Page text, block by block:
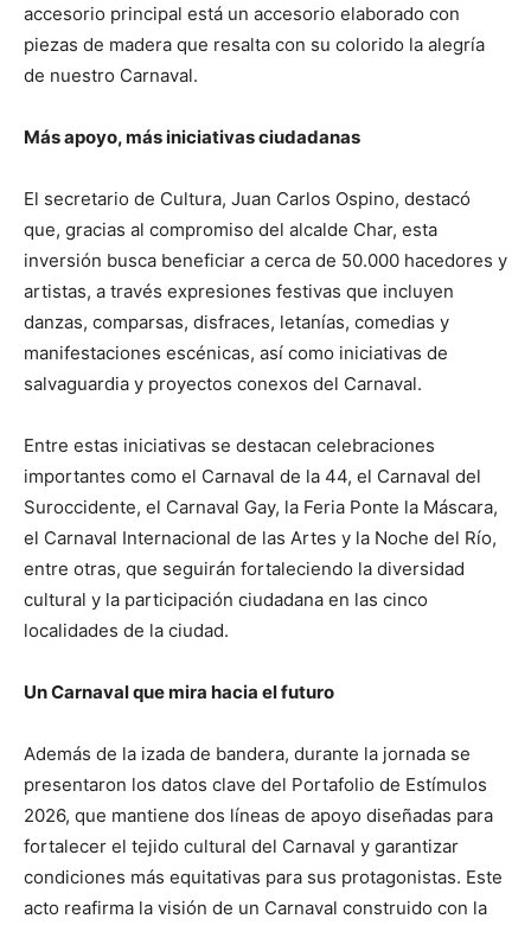
accesorio principal está un accesorio elaborado con
piezas de madera que resalta con su colorido la alegría
de nuestro Carnaval.
Más apoyo, más iniciativas ciudadanas
El secretario de Cultura, Juan Carlos Ospino, destacó
que, gracias al compromiso del alcalde Char, esta
inversión busca beneficiar a cerca de 50.000 hacedores y
artistas, a través expresiones festivas que incluyen
danzas, comparsas, disfraces, letanías, comedias y
manifestaciones escénicas, así como iniciativas de
salvaguardia y proyectos conexos del Carnaval.
Entre estas iniciativas se destacan celebraciones
importantes como el Carnaval de la 44, el Carnaval del
Suroccidente, el Carnaval Gay, la Feria Ponte la Máscara,
el Carnaval Internacional de las Artes y la Noche del Río,
entre otras, que seguirán fortaleciendo la diversidad
cultural y la participación ciudadana en las cinco
localidades de la ciudad.
Un Carnaval que mira hacia el futuro
Además de la izada de bandera, durante la jornada se
presentaron los datos clave del Portafolio de Estímulos
2026, que mantiene dos líneas de apoyo diseñadas para
fortalecer el tejido cultural del Carnaval y garantizar
condiciones más equitativas para sus protagonistas. Este
acto reafirma la visión de un Carnaval construido con la